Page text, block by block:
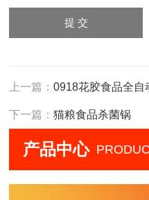
上一篇：0918花胶食品全自
下一篇：猫粮食品杀菌锅
产品中心